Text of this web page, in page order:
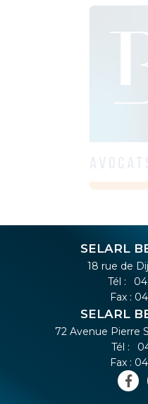
SELARL
18 rue de
Tél :
Fax :
SELARL
72 Avenue Pierre
Tél :
Fax :